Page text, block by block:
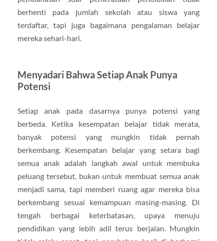
berhenti pada jumlah sekolah atau siswa yang
terdaftar, tapi juga bagaimana pengalaman belajar
mereka sehari-hari.
Menyadari Bahwa Setiap Anak Punya
Potensi
Setiap anak pada dasarnya punya potensi yang
berbeda. Ketika kesempatan belajar tidak merata,
banyak potensi yang mungkin tidak pernah
berkembang. Kesempatan belajar yang setara bagi
semua anak adalah langkah awal untuk membuka
peluang tersebut, bukan untuk membuat semua anak
menjadi sama, tapi memberi ruang agar mereka bisa
berkembang sesuai kemampuan masing-masing. Di
tengah berbagai keterbatasan, upaya menuju
pendidikan yang lebih adil terus berjalan. Mungkin